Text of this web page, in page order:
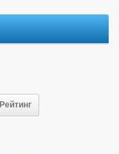
Рейтинг